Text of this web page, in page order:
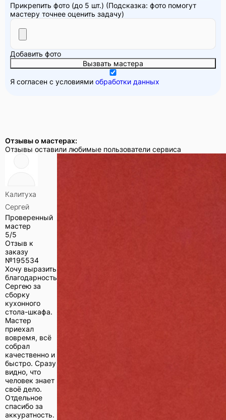
Прикрепить фото (до 5 шт.) (Подсказка: фото помогут
мастеру точнее оценить задачу)
Добавить фото
Вызвать мастера
Я согласен с условиями обработки данных
Отзывы о мастерах:
Отзывы оставили любимые пользователи сервиса
Калитуха
Сергей
Проверенный
мастер
5/5
Отзыв к
заказу
№195534
Хочу выразить
благодарность
Сергею за
сборку
кухонного
стола-шкафа.
Мастер
приехал
вовремя, всё
собрал
качественно и
быстро. Сразу
видно, что
человек знает
своё дело.
Отдельное
спасибо за
аккуратность.